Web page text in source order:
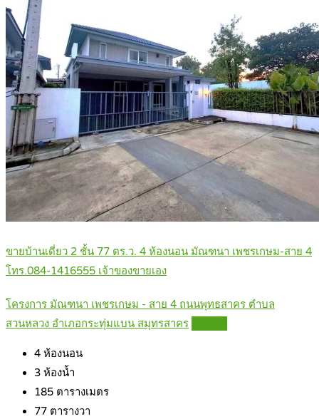
ขายบ้านเดี่ยว 2 ชั้น 77 ตร.ว. 4 ห้องนอน มัณฑนา เพชรเกษม-สาย 4
โทร.084-1416555 เจ้าของขายเอง
โครงการ มัณฑนา เพชรเกษม - สาย 4 ถนนพุทธสาคร ตำบล
สวนหลวง อำเภอกระทุ่มแบน สมุทรสาคร
4 ห้องนอน
3 ห้องน้ำ
185 ตารางเมตร
77 ตารางวา